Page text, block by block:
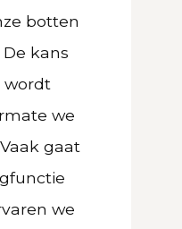
botten
kans
wordt
we
gaat
we